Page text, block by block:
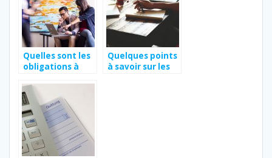
voyager à
l’étranger
Quelles sont les
obligations à
la création d’une
entreprise ?
Quelques points
à savoir sur les